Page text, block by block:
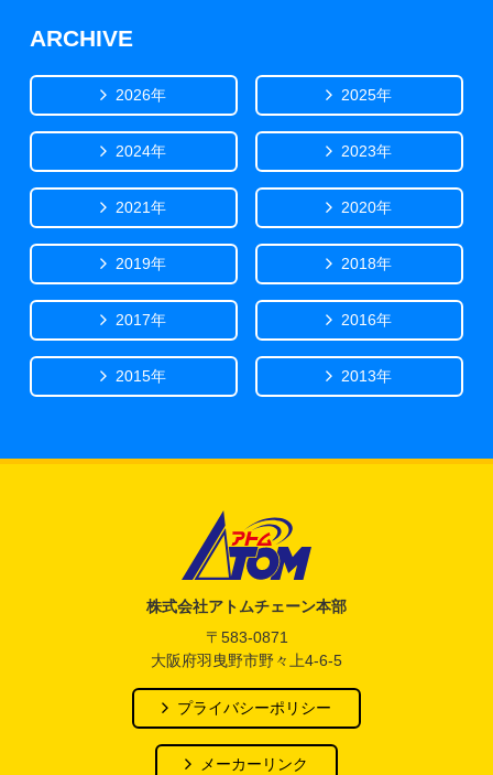
ARCHIVE
2026年 2025年
2024年 2023年
2021年 2020年
2019年 2018年
2017年 2016年
2015年 2013年
株式会社アトムチェーン本部
〒583-0871
大阪府羽曳野市野々上4-6-5
プライバシーポリシー
メーカーリンク